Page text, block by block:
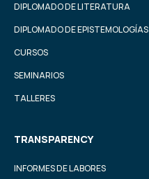
DIPLOMADO DE LITERATURA
DIPLOMADO DE EPISTEMOLOGÍAS
CURSOS
SEMINARIOS
TALLERES
TRANSPARENCY
INFORMES DE LABORES